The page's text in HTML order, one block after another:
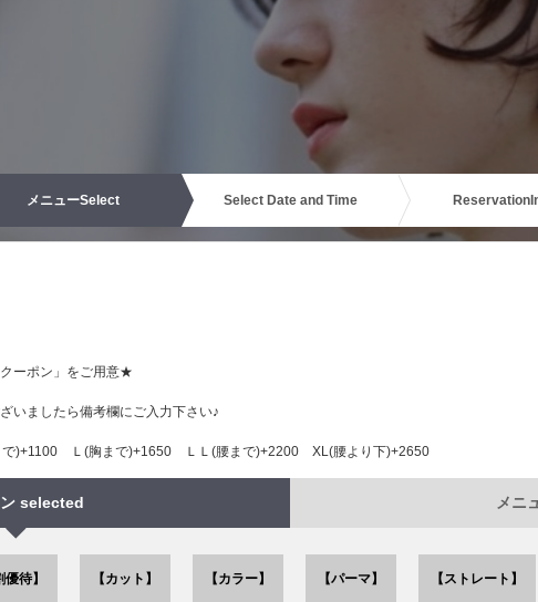
メニューSelect Select Date and Time Reservation
ーポン」をご用意★
いましたら備考欄にご入力下さい♪
で)+1100 Ｌ(胸まで)+1650 ＬＬ(腰まで)+2200 XL(腰より下)+2650
selected メニ
優待】 【カット】 【カラー】 【パーマ】 【ストレート】